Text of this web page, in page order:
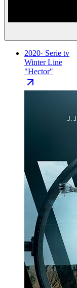
2020· Serie tv
Winter Line
"Hector"